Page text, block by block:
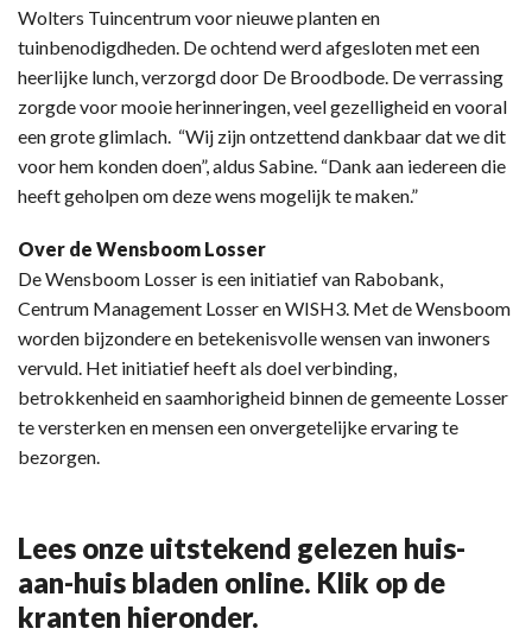
Wolters Tuincentrum voor nieuwe planten en
tuinbenodigdheden. De ochtend werd afgesloten met een
heerlijke lunch, verzorgd door De Broodbode. De verrassing
zorgde voor mooie herinneringen, veel gezelligheid en vooral
een grote glimlach. “Wij zijn ontzettend dankbaar dat we dit
voor hem konden doen”, aldus Sabine. “Dank aan iedereen die
heeft geholpen om deze wens mogelijk te maken.”
Over de Wensboom Losser
De Wensboom Losser is een initiatief van Rabobank,
Centrum Management Losser en WISH3. Met de Wensboom
worden bijzondere en betekenisvolle wensen van inwoners
vervuld. Het initiatief heeft als doel verbinding,
betrokkenheid en saamhorigheid binnen de gemeente Losser
te versterken en mensen een onvergetelijke ervaring te
bezorgen.
Lees onze uitstekend gelezen huis-
aan-huis bladen online. Klik op de
kranten hieronder.